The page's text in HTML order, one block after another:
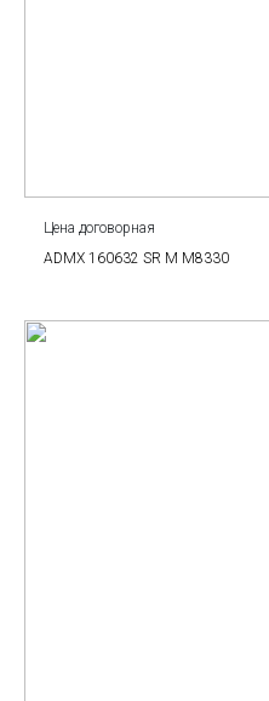
Цена договорная
ADMX 160632 SR M M8330